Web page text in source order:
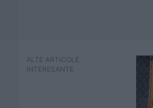
ALTE ARTICOLE
INTERESANTE